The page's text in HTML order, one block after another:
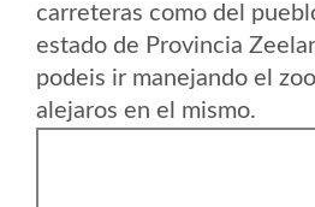
carreteras como del
estado de Provincia
podeis ir manejando el
alejaros en el mismo.